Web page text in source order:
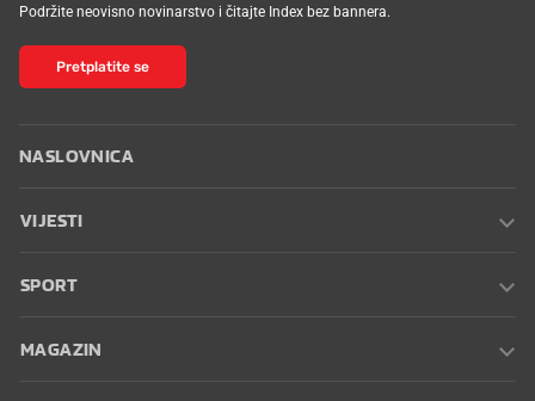
Podržite neovisno novinarstvo i čitajte Index bez bannera.
Pretplatite se
NASLOVNICA
VIJESTI
SPORT
MAGAZIN